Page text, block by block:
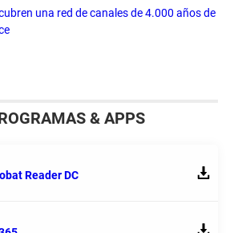
una red de canales de 4.000 años de
& APPS
Reader DC